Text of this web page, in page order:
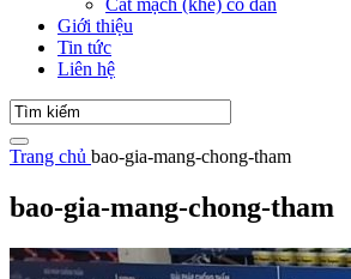
Cắt mạch (khe) co dãn
Giới thiệu
Tin tức
Liên hệ
Trang chủ bao-gia-mang-chong-tham
bao-gia-mang-chong-tham